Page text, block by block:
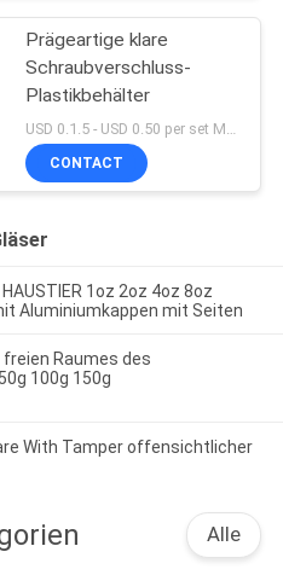
Prägeartige klare
Schraubverschluss-
Plastikbehälter
CONTACT
1oz 2oz 4oz 8oz
Aluminiumkappen mit Seiten
freien Raumes des
100g 150g
With Tamper offensichtlicher
Alle